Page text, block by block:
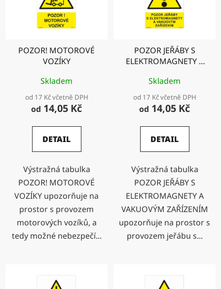
POZOR! MOTOROVÉ
VOZÍKY
Skladem
od 17 Kč včetně DPH
od 14,05 Kč
DETAIL
Výstražná tabulka
POZOR! MOTOROVÉ
VOZÍKY upozorňuje na
prostor s provozem
motorových vozíků, a
tedy možné nebezpečí...
POZOR JEŘÁBY S
ELEKTROMAGNETY A
ZAŘÍZENÍM
Skladem
od 17 Kč včetně DPH
od 14,05 Kč
DETAIL
Výstražná tabulka
POZOR JEŘÁBY S
ELEKTROMAGNETY A
VAKUOVÝM ZAŘÍZENÍM
upozorňuje na prostor s
provozem jeřábu s...